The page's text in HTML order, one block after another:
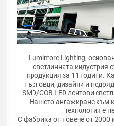
Lumimore Lighting,
светлинната индустрия
продукция за 11 години.
търговци, дизайни и
SMD/COB LED лентови
Нашето ангажиране към
технология е
С фабрика от повече от 2000